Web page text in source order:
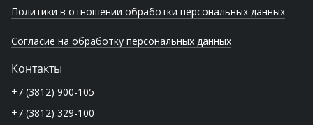
Политики в отношении обработки персональных данных
Согласие на обработку персональных данных
Контакты
+7 (3812) 900-105
+7 (3812) 329-100